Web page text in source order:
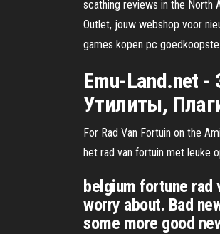
scathing reviews in the North
Outlet, jouw webshop voor
games kopen pc
Emu-Land.net
Утилиты,
For Rad Van Fortuin on the
het rad van fortuin met leuke
belgium fortune rad
worry about. Bad
some more good